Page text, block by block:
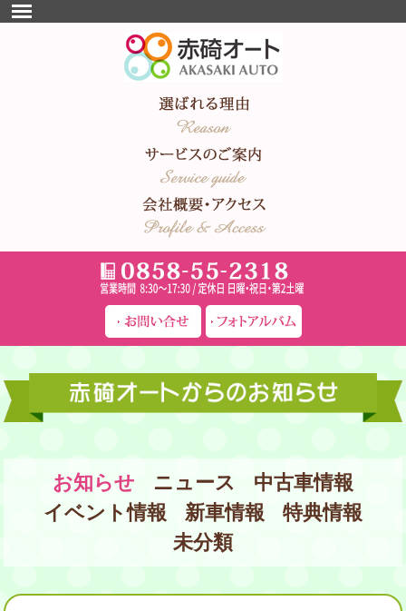
お知らせ ニュース
中古車情報
イベント情報
新車情報
特典情報
未分類